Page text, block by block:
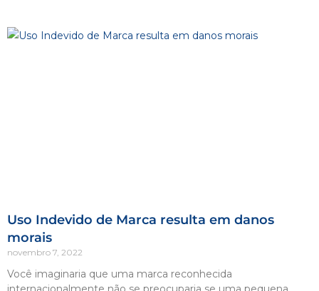
Uso Indevido de Marca resulta em danos
morais
novembro 7, 2022
Você imaginaria que uma marca reconhecida